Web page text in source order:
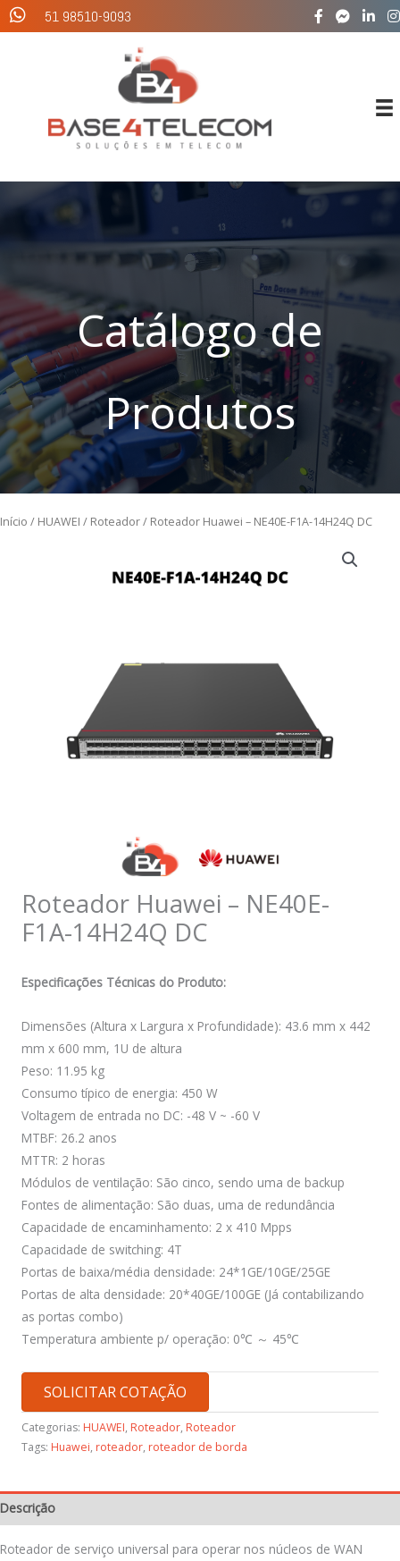
para
51 98510-9093
Catálogo de
Produtos
Início / HUAWEI / Roteador/ Roteador Huawei – NE40E-F1A-14H24Q DC
Roteador Huawei – NE40E-
F1A-14H24Q DC
Especificações Técnicas do Produto:
Dimensões (Altura x Largura x Profundidade): 43.6 mm x 442
mm x 600 mm, 1U de altura
Peso: 11.95 kg
Consumo típico de energia: 450 W
Voltagem de entrada no DC: -48 V ~ -60 V
MTBF: 26.2 anos
MTTR: 2 horas
Módulos de ventilação: São cinco, sendo uma de backup
Fontes de alimentação: São duas, uma de redundância
Capacidade de encaminhamento: 2 x 410 Mpps
Capacidade de switching: 4T
Portas de baixa/média densidade: 24*1GE/10GE/25GE
Portas de alta densidade: 20*40GE/100GE (Já contabilizando
as portas combo)
Temperatura ambiente p/ operação: 0℃ ～ 45℃
SOLICITAR COTAÇÃO
Categorias: HUAWEI, Roteador, Roteador
Tags: Huawei, roteador, roteador de borda
Descrição
Roteador de serviço universal para operar nos núcleos de WAN